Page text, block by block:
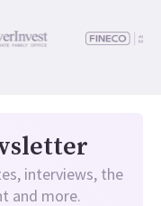
interviews, the
and more.